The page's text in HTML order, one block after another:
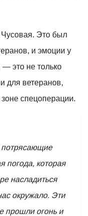
Чусовая. Это был
и эмоции у
это не только
для ветеранов,
спецоперации.
потрясающие
погода, которая
насладиться
окружало. Эти
прошли огонь и